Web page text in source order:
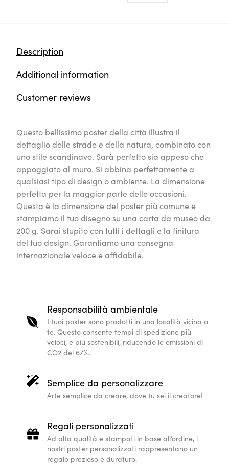
Description
Additional information
Customer reviews
Questo bellissimo poster della città illustra il
dettaglio delle strade e della natura, combinato con
uno stile scandinavo. Sarà perfetto sia appeso che
appoggiato al muro. Si abbina perfettamente a
qualsiasi tipo di design o ambiente. La dimensione
perfetta per la maggior parte delle occasioni.
Questa è la dimensione del poster più comune e
stampiamo il tuo disegno su una carta da museo da
200 g. Sarai stupito con tutti i dettagli e la finitura
del tuo design. Garantiamo una consegna
internazionale veloce e affidabile.
Responsabilità ambientale
I tuoi poster sono prodotti in una località vicina a
te. Questo consente tempi di spedizione più
veloci, e più sostenibili, riducendo le emissioni di
CO2 del 67%..
Semplice da personalizzare
Arte semplice da creare, dove tu sei il creatore!
Regali personalizzati
Ad alta qualità e stampati in base all’ordine, i
nostri poster personalizzati rappresentano un
regalo prezioso e duraturo.